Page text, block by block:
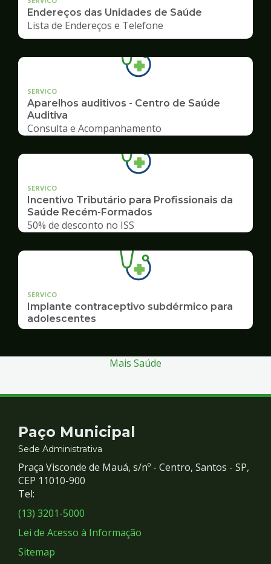
Endereços das Unidades de Saúde
Lista de Endereços e Telefone
SERVICO
Aparelhos auditivos - Centro de Saúde
Auditiva
Consulta e Acompanhamento
SERVICO
Incentivo Tributário para Profissionais da
Saúde Recém-Formados
50% de desconto no ISS
SERVICO
Implante contraceptivo subdérmico para
adolescentes
Mais Saúde
Contato
e
Redes
Sociais
Paço Municipal
Sede Administrativa
Praça Visconde de Mauá, s/nº - Centro, Santos - SP,
CEP 11010-900
Tel:
(13) 3201-5000
Lei de Acesso à Informação
Sitemap